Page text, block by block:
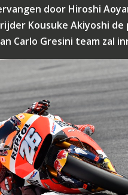
door Hiroshi
Kousuke Akiyoshi de
Carlo Gresini team zal